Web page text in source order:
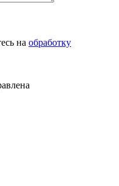
на обработку